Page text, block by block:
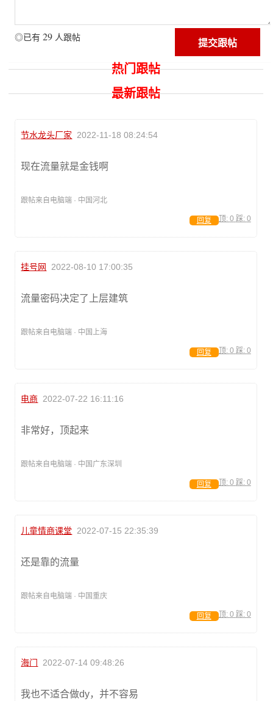
◎已有 29 人跟帖
热门跟帖
最新跟帖
节水龙头厂家 2022-11-18 08:24:54
现在流量就是金钱啊
跟帖来自电脑端 · 中国河北
顶: 0 踩: 0
回复
挂号网 2022-08-10 17:00:35
流量密码决定了上层建筑
跟帖来自电脑端 · 中国上海
顶: 0 踩: 0
回复
电商 2022-07-22 16:11:16
非常好，顶起来
跟帖来自电脑端 · 中国广东深圳
顶: 0 踩: 0
回复
儿童情商课堂 2022-07-15 22:35:39
还是靠的流量
跟帖来自电脑端 · 中国重庆
顶: 0 踩: 0
回复
海门 2022-07-14 09:48:26
我也不适合做dy，并不容易